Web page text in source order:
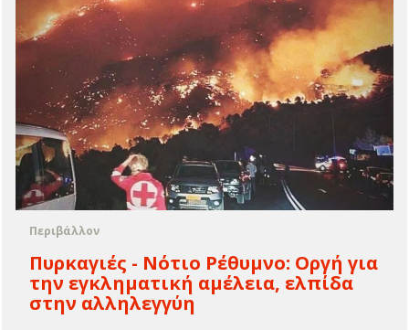
Περιβάλλον
Πυρκαγιές - Νότιο Ρέθυμνο: Οργή για
την εγκληματική αμέλεια, ελπίδα
στην αλληλεγγύη